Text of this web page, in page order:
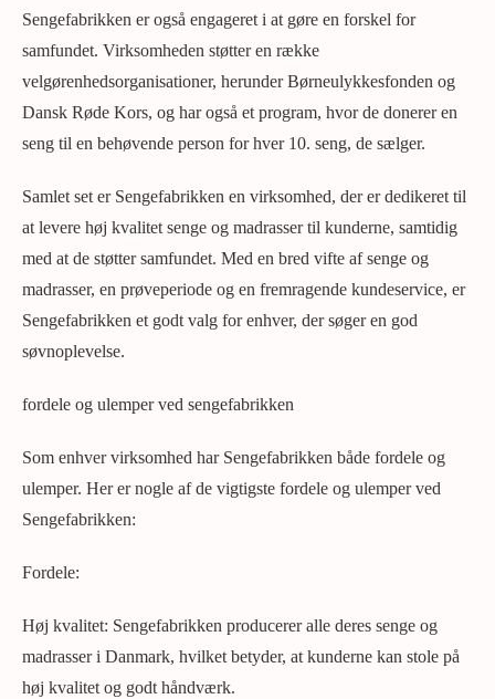
Sengefabrikken er også engageret i at gøre en forskel for
samfundet. Virksomheden støtter en række
velgørenhedsorganisationer, herunder Børneulykkesfonden og
Dansk Røde Kors, og har også et program, hvor de donerer en
seng til en behøvende person for hver 10. seng, de sælger.
Samlet set er Sengefabrikken en virksomhed, der er dedikeret til
at levere høj kvalitet senge og madrasser til kunderne, samtidig
med at de støtter samfundet. Med en bred vifte af senge og
madrasser, en prøveperiode og en fremragende kundeservice, er
Sengefabrikken et godt valg for enhver, der søger en god
søvnoplevelse.
fordele og ulemper ved sengefabrikken
Som enhver virksomhed har Sengefabrikken både fordele og
ulemper. Her er nogle af de vigtigste fordele og ulemper ved
Sengefabrikken:
Fordele:
Høj kvalitet: Sengefabrikken producerer alle deres senge og
madrasser i Danmark, hvilket betyder, at kunderne kan stole på
høj kvalitet og godt håndværk.